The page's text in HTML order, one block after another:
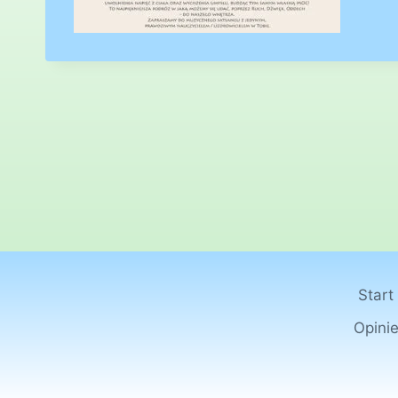
Start
Opinie